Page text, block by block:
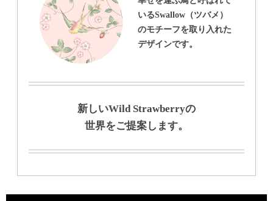
いるSwallow（ツバメ）
のモチーフを取り入れた
デザインです。
新しいWild Strawberryの
世界をご提案します。